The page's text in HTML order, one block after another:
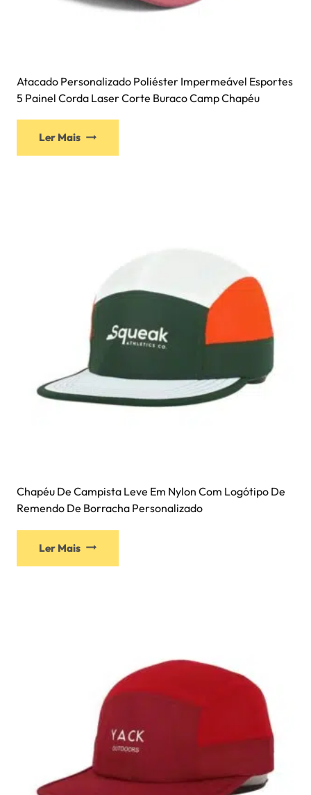
Atacado Personalizado Poliéster Impermeável Esportes
5 Painel Corda Laser Corte Buraco Camp Chapéu
Ler Mais
Chapéu De Campista Leve Em Nylon Com Logótipo De
Remendo De Borracha Personalizado
Ler Mais